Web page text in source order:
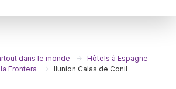
dans le monde
Hôtels à Espagne
Frontera
Ilunion Calas de Conil